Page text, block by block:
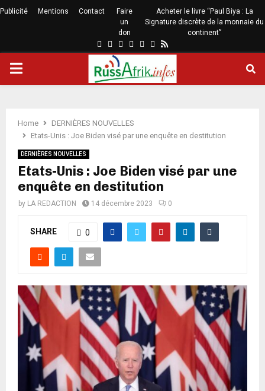
Publicité Mentions Contact
Faire
un
don
Acheter le livre “Paul Biya : La
Signature discrète de la monnaie du
continent”
Home
DERNIÈRES NOUVELLES
Etats-Unis : Joe Biden visé par une enquête en destitution
DERNIÈRES NOUVELLES
Etats-Unis : Joe Biden visé par une
enquête en destitution
by LA REDACTION 14 décembre 2023 0
SHARE 0